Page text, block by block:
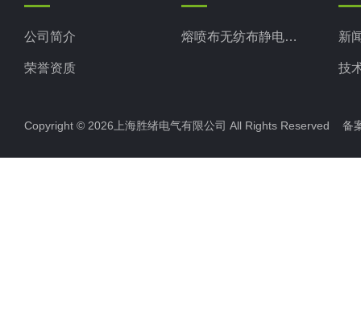
公司简介
荣誉资质
熔喷布无纺布静电发生器 新
技
Copyright © 2026上海胜绪电气有限公司 All Rights Reserved 备